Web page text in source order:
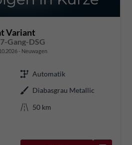
Variant
Gang-DSG
Neuwagen
Automatik
Diabasgrau Metallic
50 km